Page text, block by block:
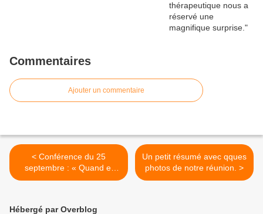
Commentaires
Ajouter un commentaire
< Conférence du 25
septembre : « Quand et
pourquoi le cœur vieillit-il ?
Un petit résumé avec qques
photos de notre réunion. >
Hébergé par Overblog